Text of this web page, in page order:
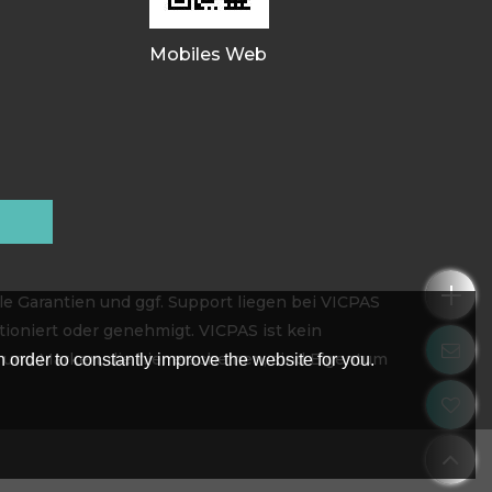
Mobiles Web
Garantien und ggf. Support liegen bei VICPAS
oder genehmigt. VICPAS ist kein
Marken, die hier erscheinen, sind Eigentum
to constantly improve the website for you.